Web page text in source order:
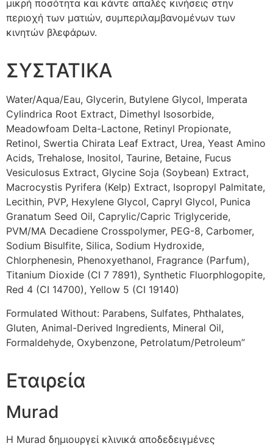
μικρή ποσότητα και κάντε απαλές κινήσεις στην
περιοχή των ματιών, συμπεριλαμβανομένων των
κινητών βλεφάρων.
ΣΥΣΤΑΤΙΚΑ
Water/Aqua/Eau, Glycerin, Butylene Glycol, Imperata
Cylindrica Root Extract, Dimethyl Isosorbide,
Meadowfoam Delta-Lactone, Retinyl Propionate,
Retinol, Swertia Chirata Leaf Extract, Urea, Yeast Amino
Acids, Trehalose, Inositol, Taurine, Betaine, Fucus
Vesiculosus Extract, Glycine Soja (Soybean) Extract,
Macrocystis Pyrifera (Kelp) Extract, Isopropyl Palmitate,
Lecithin, PVP, Hexylene Glycol, Capryl Glycol, Punica
Granatum Seed Oil, Caprylic/Capric Triglyceride,
PVM/MA Decadiene Crosspolymer, PEG-8, Carbomer,
Sodium Bisulfite, Silica, Sodium Hydroxide,
Chlorphenesin, Phenoxyethanol, Fragrance (Parfum),
Titanium Dioxide (CI 7 7891), Synthetic Fluorphlogopite,
Red 4 (CI 14700), Yellow 5 (CI 19140)
Formulated Without: Parabens, Sulfates, Phthalates,
Gluten, Animal-Derived Ingredients, Mineral Oil,
Formaldehyde, Oxybenzone, Petrolatum/Petroleum”
Εταιρεία
Murad
Η Murad δημιουργεί κλινικά αποδεδειγμένες